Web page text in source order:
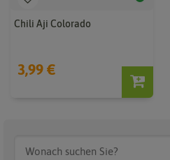
Chili Aji Colorado
3,99 €